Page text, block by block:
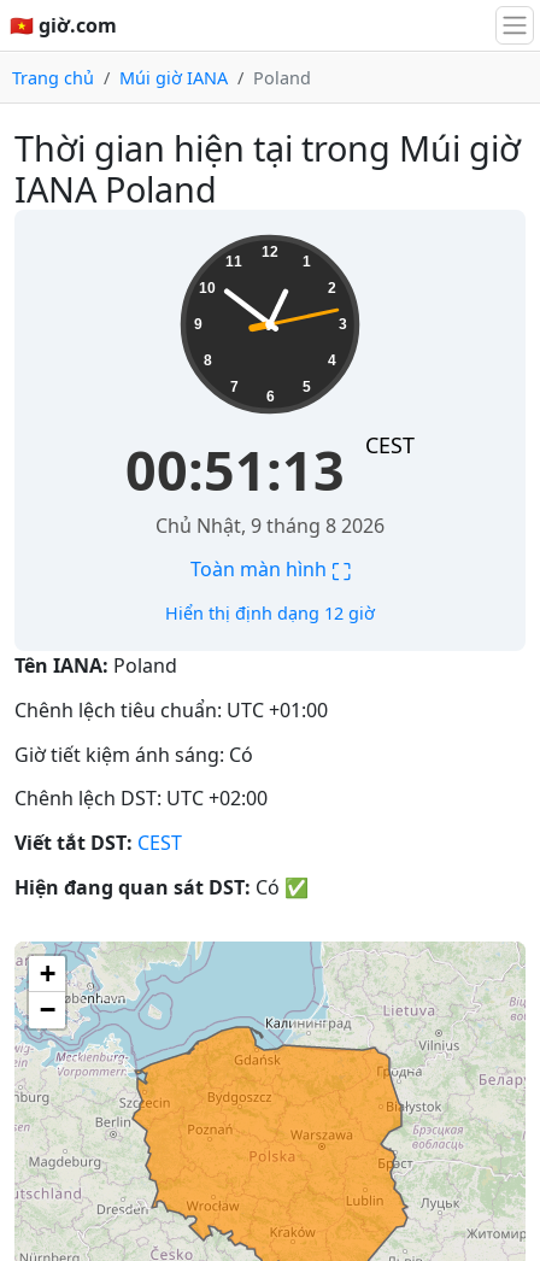
🇻🇳 giờ.com
Trang chủ Múi giờ IANA Poland
Thời gian hiện tại trong Múi giờ
IANA Poland
12
1
2
3
4
5
6
7
8
9
10
11
00:51:13 CEST
Chủ Nhật, 9 tháng 8 2026
Toàn màn hình ⛶
Hiển thị định dạng 12 giờ
Tên IANA: Poland
Chênh lệch tiêu chuẩn: UTC +01:00
Giờ tiết kiệm ánh sáng: Có
Chênh lệch DST: UTC +02:00
Viết tắt DST: CEST
Hiện đang quan sát DST: Có ✅
+
−